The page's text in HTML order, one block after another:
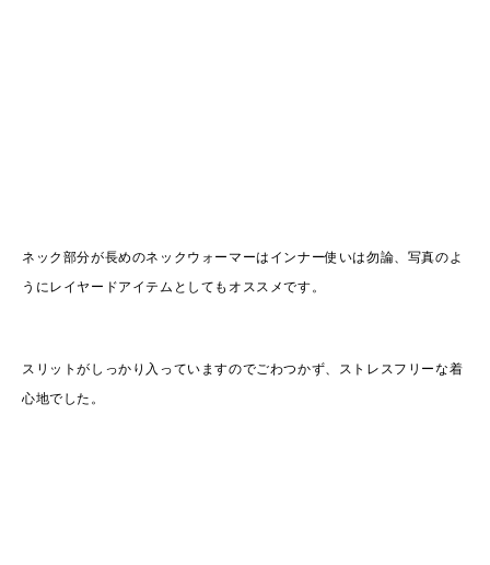
ネック部分が長めのネックウォーマーはインナー使いは勿論、写真のよ
うにレイヤードアイテムとしてもオススメです。
スリットがしっかり入っていますのでごわつかず、ストレスフリーな着
心地でした。